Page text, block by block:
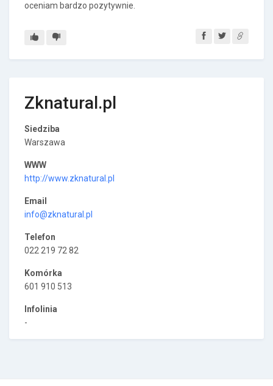
oceniam bardzo pozytywnie.
Zknatural.pl
Siedziba
Warszawa
WWW
http://www.zknatural.pl
Email
info@zknatural.pl
Telefon
022 219 72 82
Komórka
601 910 513
Infolinia
-